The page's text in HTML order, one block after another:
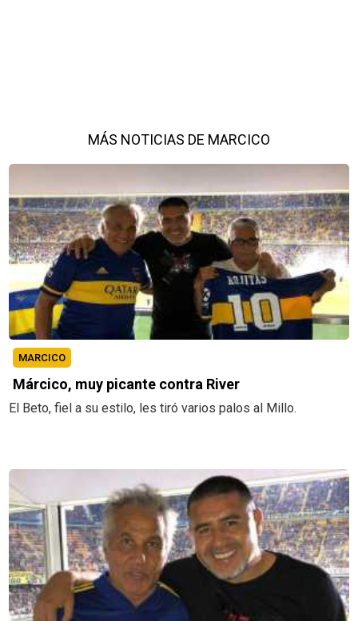
MÁS NOTICIAS DE MARCICO
MARCICO
Márcico, muy picante contra River
El Beto, fiel a su estilo, les tiró varios palos al Millo.